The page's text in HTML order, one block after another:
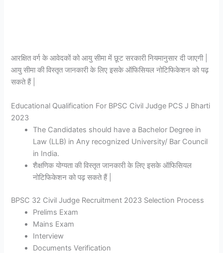
आरक्षित वर्ग के आवेदकों को आयु सीमा में छूट सरकारी नियमानुसार दी जाएगी |
आयु सीमा की विस्तृत जानकारी के लिए इसके ऑफिसियल नोटिफिकेशन को पढ़
सकते हैं |
Educational Qualification For BPSC Civil Judge PCS J Bharti
2023
The Candidates should have a Bachelor Degree in
Law (LLB) in Any recognized University/ Bar Council
in India.
शैक्षणिक योग्यता की विस्तृत जानकारी के लिए इसके ऑफिसियल
नोटिफिकेशन को पढ़ सकते हैं |
BPSC 32 Civil Judge Recruitment 2023 Selection Process
Prelims Exam
Mains Exam
Interview
Documents Verification